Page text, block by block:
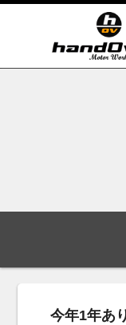
会社概要
今年1年あ